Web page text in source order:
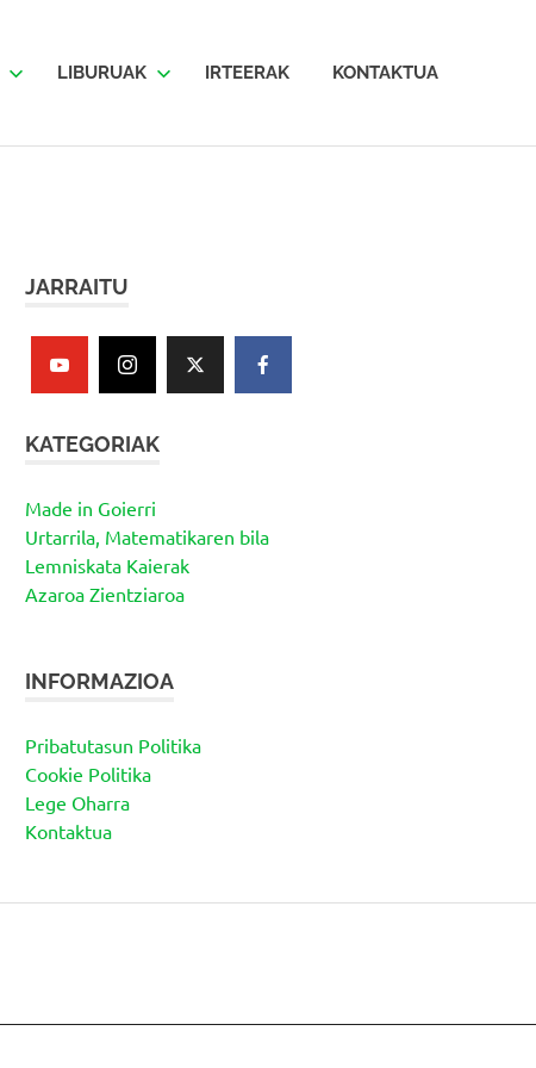
LIBURUAK IRTEERAK KONTAKTUA
JARRAITU
KATEGORIAK
Made in Goierri
Urtarrila, Matematikaren bila
Lemniskata Kaierak
Azaroa Zientziaroa
INFORMAZIOA
Pribatutasun Politika
Cookie Politika
Lege Oharra
Kontaktua